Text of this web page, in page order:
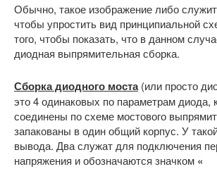
Обычно, такое изображение либо
чтобы упростить вид принципиальной
того, чтобы показать, что в данном
диодная выпрямительная сборка.
Сборка диодного моста(или просто
это 4 одинаковых по параметрам диода,
соединены по схеме мостового
запакованы в один общий корпус. У
вывода. Два служат для подключения
напряжения и обозначаются значком «